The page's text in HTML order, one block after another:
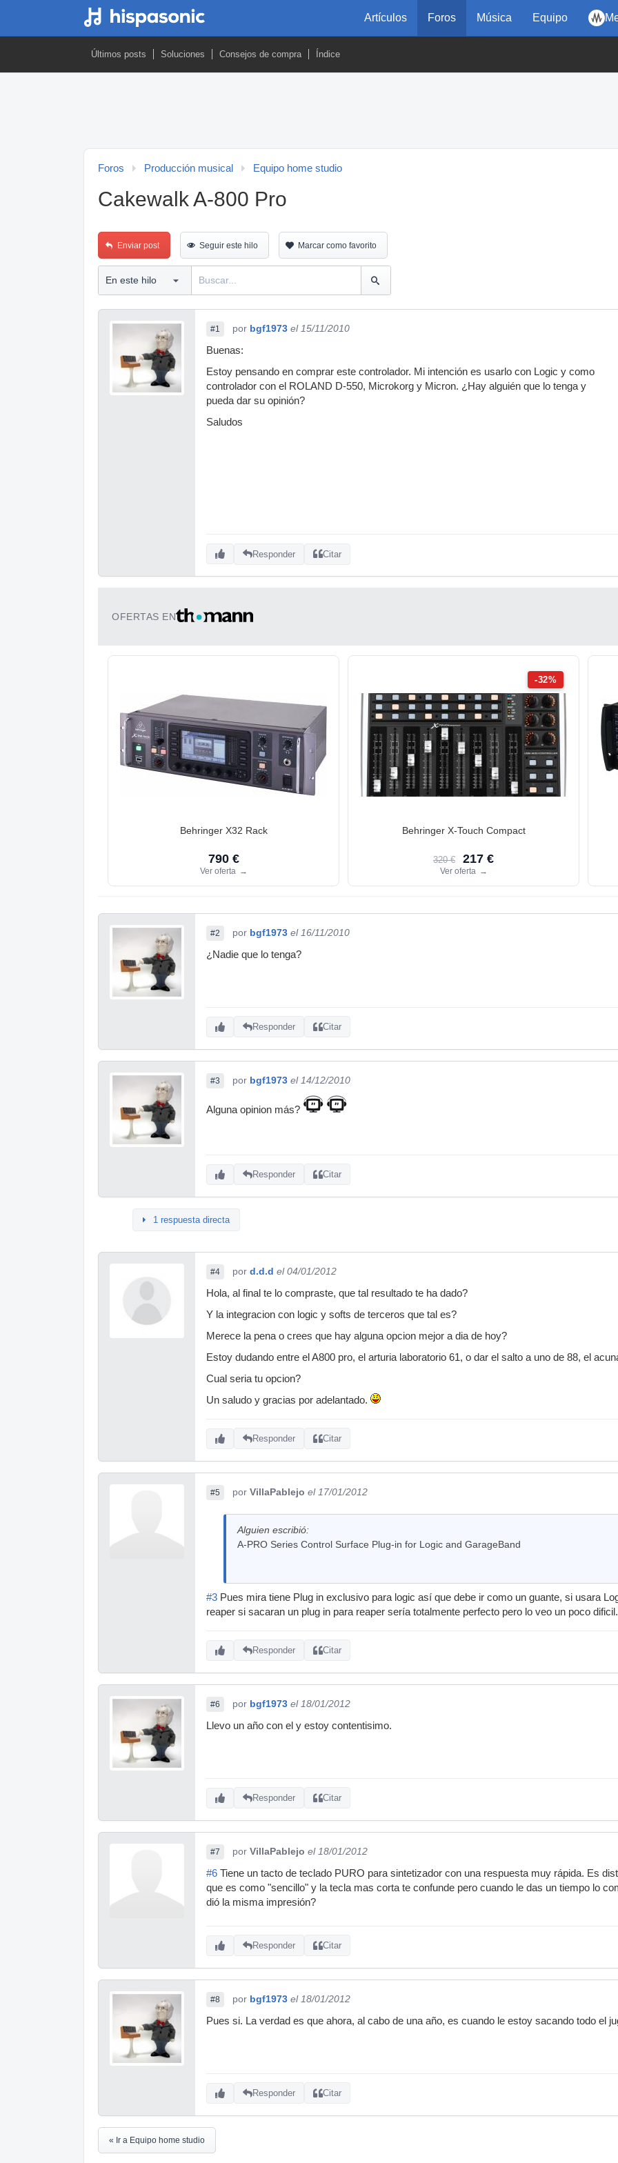
Artículos Foros Música Equipo
Últimos posts Soluciones Consejos de compra Índice
Foros Producción musical Equipo home studio
Cakewalk A-800 Pro
Enviar post Seguir este hilo Marcar como favorito
#1 por bgf1973 el 15/11/2010
Buenas:
Estoy pensando en comprar este controlador. Mi intención es usarlo con Logic y como
controlador con el ROLAND D-550, Microkorg y Micron. ¿Hay alguién que lo tenga y
pueda dar su opinión?
Saludos
Responder Citar
OFERTAS EN
Behringer X32 Rack
790 €
Ver oferta →
-32%
Behringer X-Touch Compact
320 € 217 €
Ver oferta →
#2 por bgf1973 el 16/11/2010
¿Nadie que lo tenga?
Responder Citar
#3 por bgf1973 el 14/12/2010
Alguna opinion más?
Responder Citar
1 respuesta directa
#4 por d.d.d el 04/01/2012
Hola, al final te lo compraste, que tal resultado te ha dado?
Y la integracion con logic y softs de terceros que tal es?
Merece la pena o crees que hay alguna opcion mejor a dia de hoy?
Estoy dudando entre el A800 pro, el arturia laboratorio 61, o dar el salto a uno de 88, el
Cual seria tu opcion?
Un saludo y gracias por adelantado.
Responder Citar
#5 por VillaPablejo el 17/01/2012
Alguien escribió:
A-PRO Series Control Surface Plug-in for Logic and GarageBand
#3 Pues mira tiene Plug in exclusivo para logic así que debe ir como un guante, si usara
reaper si sacaran un plug in para reaper sería totalmente perfecto pero lo veo un poco
Responder Citar
#6 por bgf1973 el 18/01/2012
Llevo un año con el y estoy contentisimo.
Responder Citar
#7 por VillaPablejo el 18/01/2012
#6 Tiene un tacto de teclado PURO para sintetizador con una respuesta muy rápida. Es
que es como "sencillo" y la tecla mas corta te confunde pero cuando le das un tiempo lo
dió la misma impresión?
Responder Citar
#8 por bgf1973 el 18/01/2012
Pues si. La verdad es que ahora, al cabo de una año, es cuando le estoy sacando todo el
Responder Citar
« Ir a Equipo home studio